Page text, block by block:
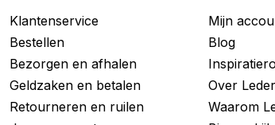
Klantenservice
Bestellen
Bezorgen en afhalen
Geldzaken en betalen
Retourneren en ruilen
Mijn
Blog
Over
Waarom